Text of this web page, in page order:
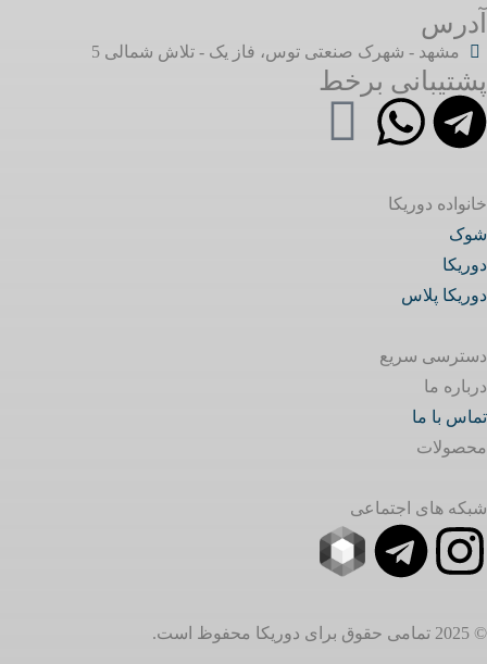
آدرس
مشهد - شهرک صنعتی توس، فاز یک - تلاش شمالی 5
پشتیبانی برخط
خانواده دوریکا
شوک
دوریکا
دوریکا پلاس
دسترسی سریع
درباره ما
تماس با ما
محصولات
شبکه های اجتماعی
© 2025 تمامی حقوق برای دوریکا محفوظ است.